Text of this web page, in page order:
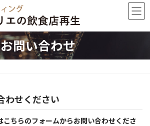
お問い合わせ
わせください
ちらのフォームからお問い合わせくださ